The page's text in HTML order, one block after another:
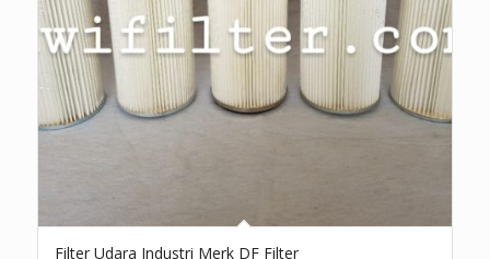
Filter Udara Industri Merk DF Filter